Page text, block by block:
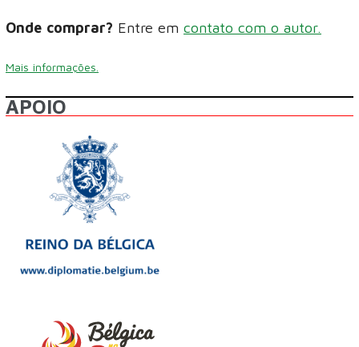
Onde comprar? Entre em contato com o autor.
Mais informações.
APOIO